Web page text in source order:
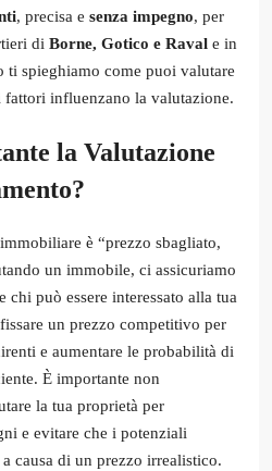
, precisa e senza impegno, per
di Borne, Gotico e Raval e in
ti spieghiamo come puoi valutare
influenzano la valutazione.
la Valutazione
è “prezzo sbagliato,
un immobile, ci assicuriamo
chi può essere interessato alla tua
un prezzo competitivo per
e aumentare le probabilità di
È importante non
la tua proprietà per
e evitare che i potenziali
causa di un prezzo irrealistico.